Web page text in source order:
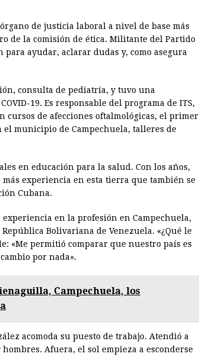
de justicia laboral a nivel de base más
de la comisión de ética. Militante del Partido
ayudar, aclarar dudas y, como asegura
consulta de pediatría, y tuvo una
19. Es responsable del programa de ITS,
cursos de afecciones oftalmológicas, el primer
municipio de Campechuela, talleres de
en educación para la salud. Con los años,
experiencia en esta tierra que también se
Cubana.
en la profesión en Campechuela,
Bolivariana de Venezuela. «¿Qué le
«Me permitió comparar que nuestro país es
por nada».
Campechuela, los
acomoda su puesto de trabajo. Atendió a
Afuera, el sol empieza a esconderse